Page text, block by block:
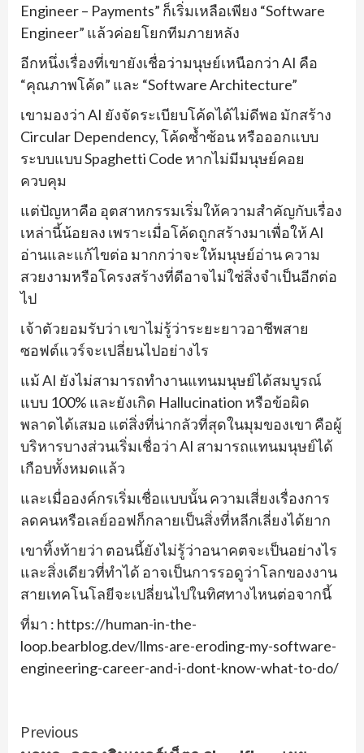
Engineer – Payments” ก็เริ่มเหลือเพียง “Software
Engineer” แล้วค่อยโยกทีมภายหลัง
อีกหนึ่งเรื่องที่เขายังเชื่อว่ามนุษย์เหนือกว่า AI คือ
“คุณภาพโค้ด” และ “Software Architecture”
เขามองว่า AI ยังจัดระเบียบโค้ดได้ไม่ดีพอ มักสร้าง
Circular Dependency, โค้ดซ้ำซ้อน หรือออกแบบ
ระบบแบบ Spaghetti Code หากไม่มีมนุษย์คอย
ควบคุม
แต่ปัญหาคือ อุตสาหกรรมเริ่มให้ความสำคัญกับเรื่อง
เหล่านี้น้อยลง เพราะเมื่อโค้ดถูกสร้างมาเพื่อให้ AI
อ่านและแก้ไขต่อ มากกว่าจะให้มนุษย์อ่าน ความ
สวยงามหรือโครงสร้างที่ดีอาจไม่ใช่สิ่งจำเป็นอีกต่อ
ไป
เจ้าตัวยอมรับว่า เขาไม่รู้ว่าระยะยาวอาชีพสาย
ซอฟต์แวร์จะเปลี่ยนไปอย่างไร
แม้ AI ยังไม่สามารถทำงานแทนมนุษย์ได้สมบูรณ์
แบบ 100% และยังเกิด Hallucination หรือข้อผิด
พลาดได้เสมอ แต่สิ่งที่น่ากลัวที่สุดในมุมของเขา คือผู้
บริหารบางส่วนเริ่มเชื่อว่า AI สามารถแทนมนุษย์ได้
เกือบทั้งหมดแล้ว
และเมื่อองค์กรเริ่มเชื่อแบบนั้น ความเสี่ยงเรื่องการ
ลดคนหรือเลย์ออฟก็กลายเป็นสิ่งที่หลีกเลี่ยงได้ยาก
เขาทิ้งท้ายว่า ตอนนี้ยังไม่รู้ว่าอนาคตจะเป็นอย่างไร
และสิ่งเดียวที่ทำได้ อาจเป็นการรอดูว่าโลกของงาน
สายเทคโนโลยีจะเปลี่ยนไปในทิศทางไหนต่อจากนี้
ที่มา : https://human-in-the-
loop.bearblog.dev/llms-are-eroding-my-software-
engineering-career-and-i-dont-know-what-to-do/
Continue
Previous